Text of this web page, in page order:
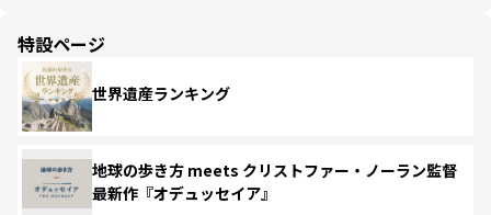
特設ページ
世界遺産ランキング
地球の歩き方 meets クリストファー・ノーラン監督
最新作『オデュッセイア』